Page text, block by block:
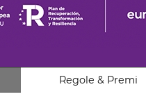
Regole & Premi